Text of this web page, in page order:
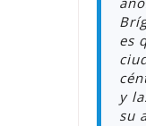
es
y
su